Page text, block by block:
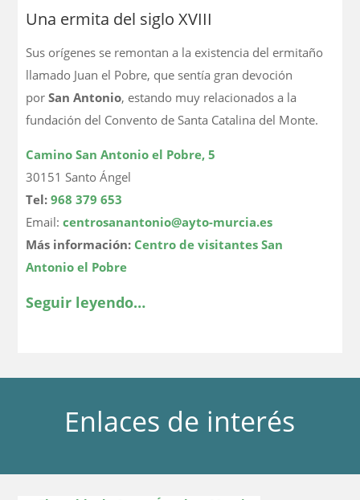
Una ermita del siglo XVIII
Sus orígenes se remontan a la existencia del ermitaño
llamado Juan el Pobre, que sentía gran devoción
porSan Antonio, estando muy relacionados a la
fundación del Convento de Santa Catalina del Monte.
Camino San Antonio el Pobre, 5
30151 Santo Ángel
Tel: 968 379 653
Email:centrosanantonio@ayto-murcia.es
Más información: Centro de visitantes San
Antonio el Pobre
Seguir leyendo…
Enlaces de interés